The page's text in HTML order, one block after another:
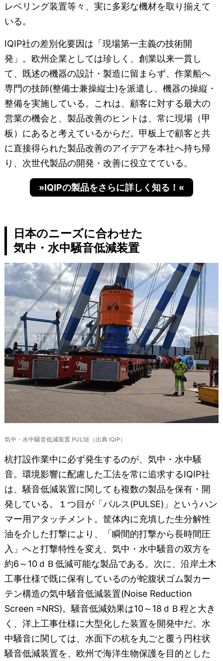
レベリング装置等々、実に多彩な機材を取り揃えて
いる。
IQIP社の差別化要因は「現場第一主義の技術開
発」。欧州企業としては珍しく、創業以来一貫し
て、既述の機器の設計・製造に留まらず、作業船へ
専門の技師(整備士兼操縦士)を派遣し、機器の操縦・
整備を実施している。これは、顧客に対する最大の
営業の機会と、製品改善のヒントは、常に現場（甲
板）にあると考えているからだ。甲板上で顧客と共
に直接得られた製品改善のアイデアを本社へ持ち帰
り、次世代製品の開発・改善に役立てている。
»IQIPの製品をさらに詳しく知る！«
日本のニーズに合わせた
気中・水中騒音低減装置
気中・水中騒音低減装置 PULSE（出典 IQIP）
杭打設作業中に必ず発生するのが、気中・水中騒
音。環境影響に配慮した工法を常に追求するIQIP社
は、騒音低減装置に関しても複数の製品を保有・開
発している。１つ目が「パルス(PULSE)」というハン
マー用アタッチメント。筐体内に充填した生分解性
油を介した打撃により、「瞬間的打撃から長時間圧
入」へと打撃特性を変え、気中・水中騒音の双方を
約6～10ｄＢ低減可能な製品である。次に、沿岸土木
工事仕様で既に保有しているのが蛇腹状ゴム製カー
テン構造の気中騒音低減装置(Noise Reduction
Screen =NRS)。騒音低減効果は10～18ｄＢ程と大き
く、洋上工事仕様に大型化した装置を開発中だ。水
中騒音に関しては、水面下の杭を丸ごと覆う円柱状
騒音低減装置を、欧州で海洋生物保護を目的とした